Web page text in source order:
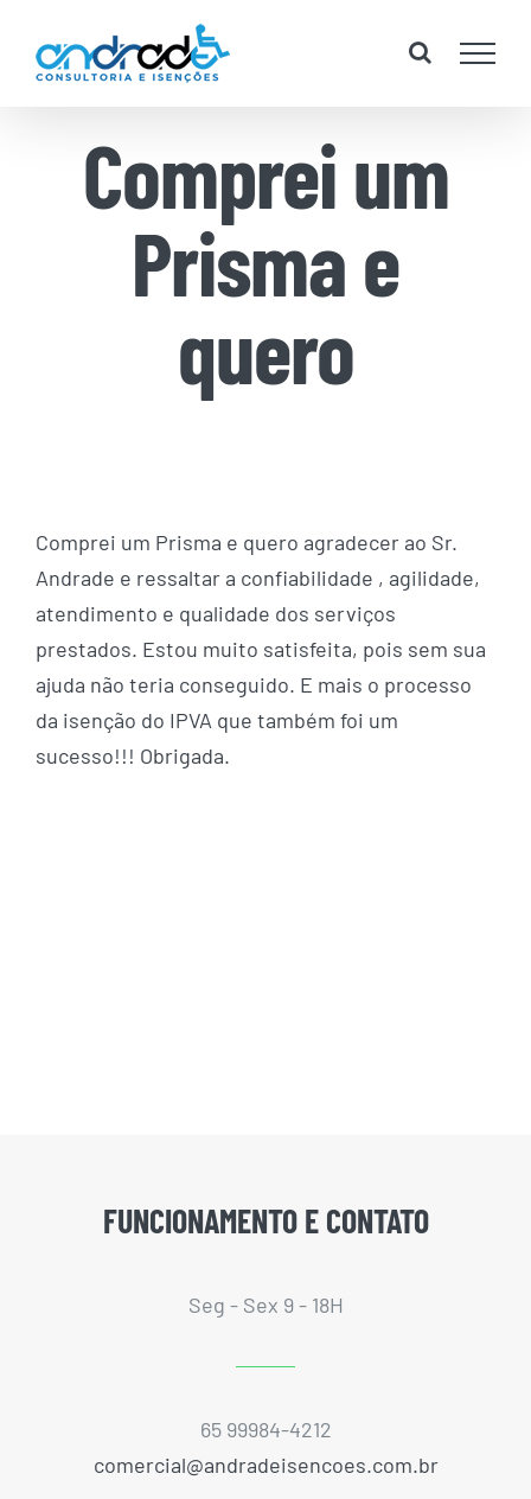
content
Comprei um
Prisma e
quero
Comprei um Prisma e quero agradecer ao Sr.
Andrade e ressaltar a confiabilidade , agilidade,
atendimento e qualidade dos serviços
prestados. Estou muito satisfeita, pois sem sua
ajuda não teria conseguido. E mais o processo
da isenção do IPVA que também foi um
sucesso!!! Obrigada.
FUNCIONAMENTO E CONTATO
Seg - Sex 9 - 18H
65 99984-4212
comercial@andradeisencoes.com.br